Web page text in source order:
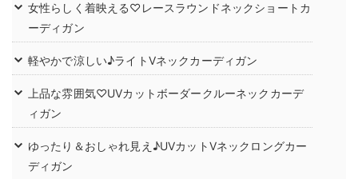
女性らしく着映える♡レースラウンドネックショートカ
ーディガン
軽やかで涼しい♪ライトVネックカーディガン
上品な雰囲気♡UVカットボーダークルーネックカーデ
ィガン
ゆったり＆おしゃれ見え♪UVカットVネックロングカー
ディガン